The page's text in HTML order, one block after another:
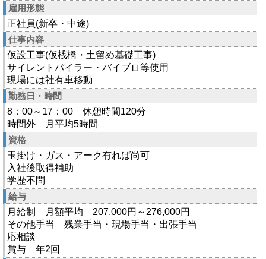
雇用形態
正社員(新卒・中途)
仕事内容
仮設工事(仮桟橋・土留め基礎工事)
サイレントパイラー・バイブロ等使用
現場には社有車移動
勤務日・時間
8：00～17：00 休憩時間120分
時間外 月平均5時間
資格
玉掛け・ガス・アーク有れば尚可
入社後取得補助
学歴不問
給与
月給制 月額平均 207,000円～276,000円
その他手当 残業手当・現場手当・出張手当
応相談
賞与 年2回